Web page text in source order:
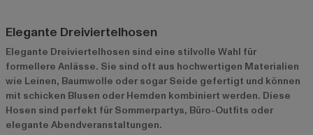
Elegante Dreiviertelhosen
Elegante Dreiviertelhosen sind eine stilvolle Wahl für
formellere Anlässe. Sie sind oft aus hochwertigen Materialien
wie Leinen, Baumwolle oder sogar Seide gefertigt und können
mit schicken Blusen oder Hemden kombiniert werden. Diese
Hosen sind perfekt für Sommerpartys, Büro-Outfits oder
elegante Abendveranstaltungen.